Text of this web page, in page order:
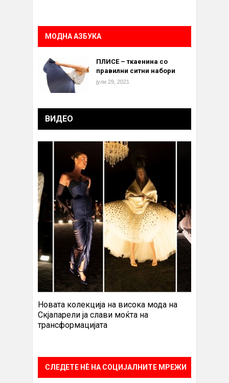
МОДНА АЗБУКА
ПЛИСЕ – ткаенина со
правилни ситни набори
јули 29, 2021
ВИДЕО
Новата колекција на висока мода на
Скјапарели ја слави моќта на
трансформацијата
СЛЕДЕТЕ НÈ НА СОЦИЈАЛНИТЕ МРЕЖИ